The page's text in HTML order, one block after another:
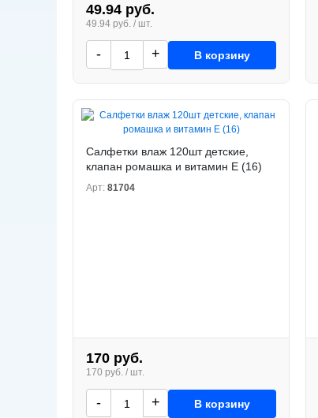
49.94 руб.
49.94 руб. / шт.
- + В корзину
Салфетки влаж 120шт детские,
клапан ромашка и витамин Е (16)
Арт: 81704
170 руб.
170 руб. / шт.
- + В корзину